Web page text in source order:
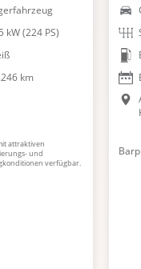
kW (224 PS)
km
attraktiven
und
verfügbar.